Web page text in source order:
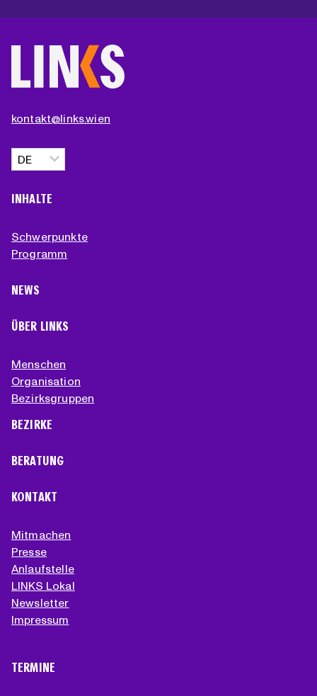
kontakt@links.wien
Sprache
auswählen
INHALTE
Schwerpunkte
Programm
NEWS
ÜBER LINKS
Menschen
Organisation
Bezirksgruppen
BEZIRKE
BERATUNG
KONTAKT
Mitmachen
Presse
Anlaufstelle
LINKS Lokal
Newsletter
Impressum
TERMINE